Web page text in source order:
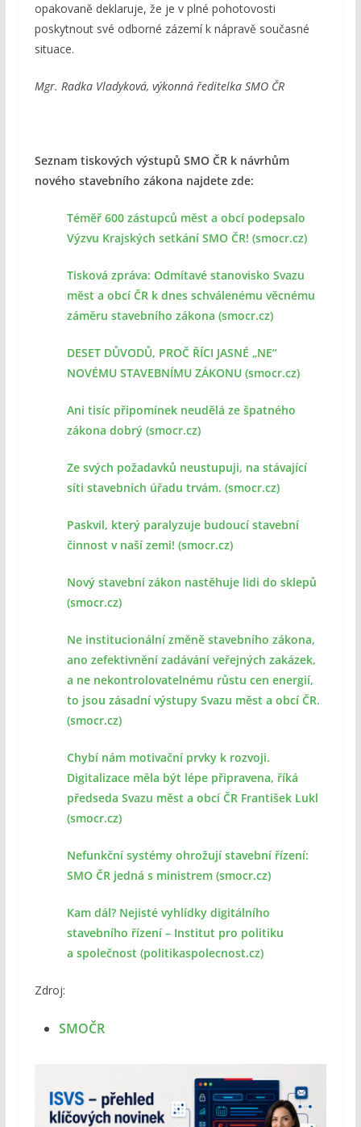
opakovaně deklaruje, že je v plné pohotovosti
poskytnout své odborné zázemí k nápravě současné
situace.
Mgr. Radka Vladyková, výkonná ředitelka SMO ČR
Seznam tiskových výstupů SMO ČR k návrhům
nového stavebního zákona najdete zde:
Téměř 600 zástupců měst a obcí podepsalo
Výzvu Krajských setkání SMO ČR! (smocr.cz)
Tisková zpráva: Odmítavé stanovisko Svazu
měst a obcí ČR k dnes schválenému věcnému
záměru stavebního zákona (smocr.cz)
DESET DŮVODŮ, PROČ ŘÍCI JASNÉ „NE“
NOVÉMU STAVEBNÍMU ZÁKONU (smocr.cz)
Ani tisíc připomínek neudělá ze špatného
zákona dobrý (smocr.cz)
Ze svých požadavků neustupuji, na stávající
síti stavebních úřadu trvám. (smocr.cz)
Paskvil, který paralyzuje budoucí stavební
činnost v naší zemi! (smocr.cz)
Nový stavební zákon nastěhuje lidi do sklepů
(smocr.cz)
Ne institucionální změně stavebního zákona,
ano zefektivnění zadávání veřejných zakázek,
a ne nekontrolovatelnému růstu cen energií,
to jsou zásadní výstupy Svazu měst a obcí ČR.
(smocr.cz)
Chybí nám motivační prvky k rozvoji.
Digitalizace měla být lépe připravena, říká
předseda Svazu měst a obcí ČR František Lukl
(smocr.cz)
Nefunkční systémy ohrožují stavební řízení:
SMO ČR jedná s ministrem (smocr.cz)
Kam dál? Nejisté vyhlídky digitálního
stavebního řízení – Institut pro politiku
a společnost (politikaspolecnost.cz)
Zdroj:
SMOČR